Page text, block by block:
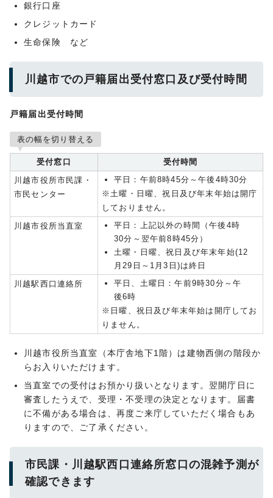
銀⾏⼝座
クレジットカード
⽣命保険 など
川越市での戸籍届出受付窓口及び受付時間
戸籍届出受付時間
表の幅を切り替える
受付窓口
受付時間
川越市役所市民課・
市民センター
平日：午前8時45分～午後4時30分
※土曜・日曜、祝日及び年末年始は開庁
しておりません。
川越市役所当直室
平日：上記以外の時間（午後4時
30分～翌午前8時45分）
土曜・日曜、祝日及び年末年始(12
月29日～1月3日)は終日
川越駅西口連絡所
平日、土曜日：午前9時30分～午
後6時
※日曜、祝日及び年末年始は開庁してお
りません。
川越市役所当直室（本庁舎地下1階）は建物西側の階段か
らお入りいただけます。
当直室での受付はお預かり扱いとなります。翌開庁日に
審査したうえで、受理・不受理の決定となります。届書
に不備がある場合は、再度ご来庁していただく場合もあ
りますので、ご了承ください。
市民課・川越駅西口連絡所窓口の混雑予測が
確認できます